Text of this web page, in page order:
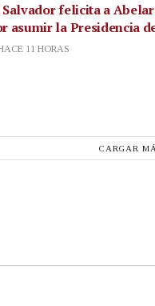
felicita a
asumir la Presidencia
11 HORAS
CARGAR